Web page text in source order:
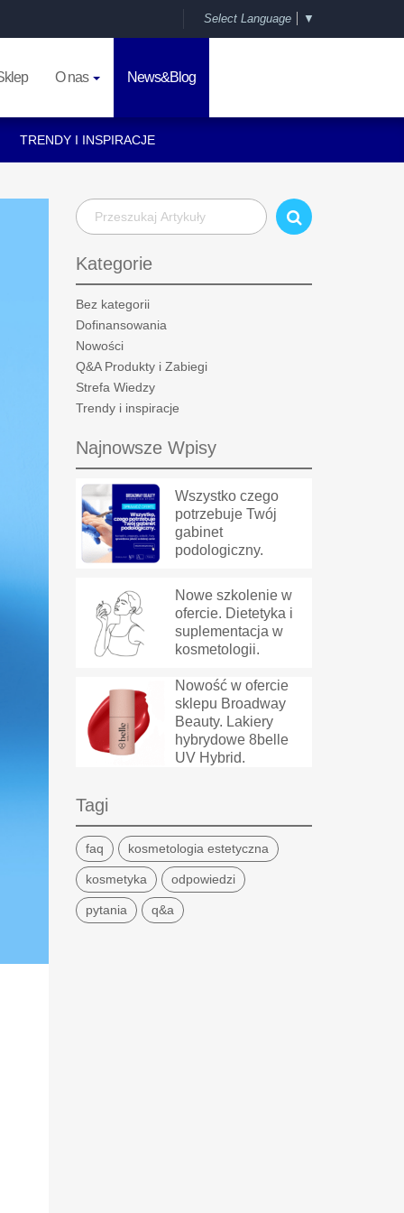
Select Language ▼
O nas News&Blog
TRENDY I INSPIRACJE
Kategorie
Bez kategorii
Dofinansowania
Nowości
Q&A Produkty i Zabiegi
Strefa Wiedzy
Trendy i inspiracje
Najnowsze Wpisy
Wszystko czego
potrzebuje Twój
gabinet
podologiczny.
Nowe szkolenie w
ofercie. Dietetyka i
suplementacja w
kosmetologii.
Nowość w ofercie
sklepu Broadway
Beauty. Lakiery
hybrydowe 8belle
UV Hybrid.
Tagi
faq kosmetologia estetyczna
kosmetyka odpowiedzi
pytania q&a